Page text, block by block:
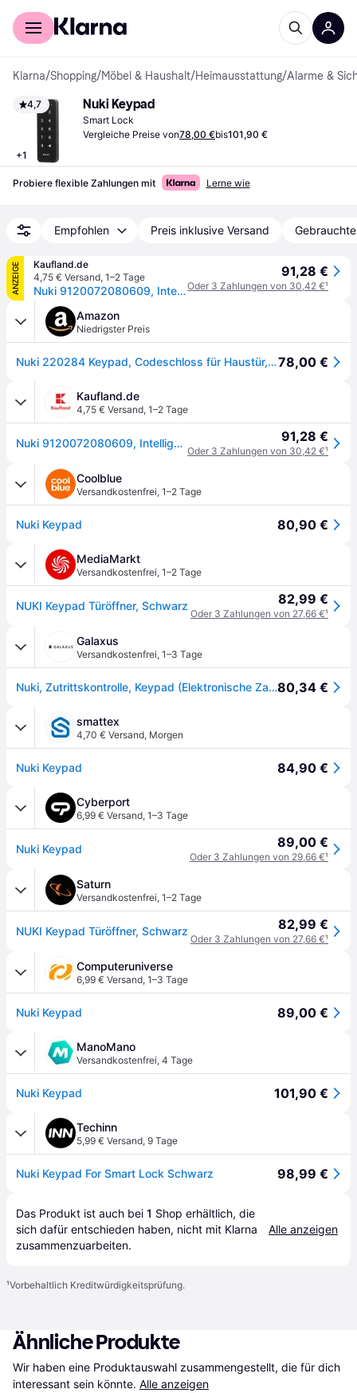
Für Shopper
Klarna/Shopping/Möbel & Haushalt/Heimausstattung/Alarme &
4,7
+1
Nuki Keypad
Smart Lock
Vergleiche Preise von78,00 €bis101,90 €
Probiere flexible Zahlungen mit Lerne wie
Empfohlen Preis inklusive Versand
ANZEIGE
Kaufland.de
4,75 € Versand, 1–2 Tage
Nuki 9120072080609, Intelligentes Torschloss, Code, Schwarz, IP65, CR2032, 2 Stück(e)
91,28 €
Oder 3 Zahlungen von 30,42 €¹
Amazon
Niedrigster Preis
Nuki 220284 Keypad, Codeschloss für Haustür, smarte Erweiterung78,00 €
Kaufland.de
4,75 € Versand, 1–2 Tage
Nuki 9120072080609, Intelligentes Torschloss, Code, Schwarz, IP65, CR2032, 2 Stück(e) 91,28 €
Oder 3 Zahlungen von 30,42 €¹
Coolblue
Versandkostenfrei, 1–2 Tage
Nuki Keypad 80,90 €
MediaMarkt
Versandkostenfrei, 1–2 Tage
NUKI Keypad Türöffner, Schwarz 82,99 €
Oder 3 Zahlungen von 27,66 €¹
Galaxus
Versandkostenfrei, 1–3 Tage
Nuki, Zutrittskontrolle, Keypad (Elektronische Zahlenkombination)80,34 €
smattex
4,70 € Versand, Morgen
Nuki Keypad 84,90 €
Cyberport
6,99 € Versand, 1–3 Tage
Nuki Keypad 89,00 €
Oder 3 Zahlungen von 29,66 €¹
Saturn
Versandkostenfrei, 1–2 Tage
NUKI Keypad Türöffner, Schwarz 82,99 €
Oder 3 Zahlungen von 27,66 €¹
Computeruniverse
6,99 € Versand, 1–3 Tage
Nuki Keypad 89,00 €
ManoMano
Versandkostenfrei, 4 Tage
Nuki Keypad 101,90 €
Techinn
5,99 € Versand, 9 Tage
Nuki Keypad For Smart Lock Schwarz 98,99 €
Das Produkt ist auch bei 1 Shop erhältlich, die
sich dafür entschieden haben, nicht mit Klarna
zusammenzuarbeiten.
Alle anzeigen
¹Vorbehaltlich Kreditwürdigkeitsprüfung.
Ähnliche Produkte
Wir haben eine Produktauswahl zusammengestellt, die für dich
interessant sein könnte. Alle anzeigen